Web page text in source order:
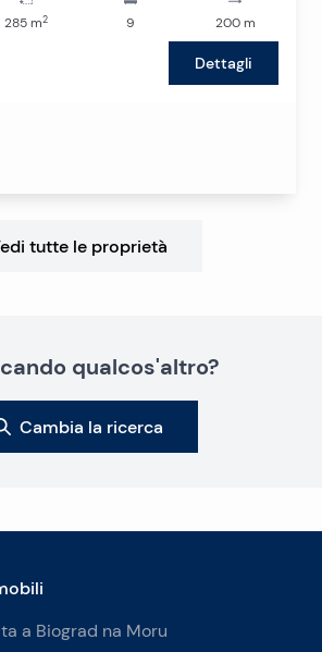
285 m2 9 200m
Dettagli
tutte le proprietà
qualcos'altro?
Cambia la ricerca
a Biograd na Moru